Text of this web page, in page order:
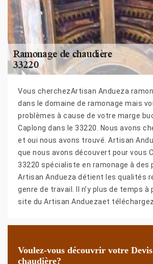
Vous cherchezArtisan Andueza
dans le domaine de ramonage mais
problèmes à cause de votre marge
Caplong dans le 33220. Nous avons
et oui nous avons trouvé. Artisan
que nous avons découvert pour vous
33220 spécialiste en ramonage à des
Artisan Andueza détient les qualités
genre de travail. Il n’y plus de temps à
site du Artisan Anduezaet
Voulez-vous découvrir votre
chaudière?